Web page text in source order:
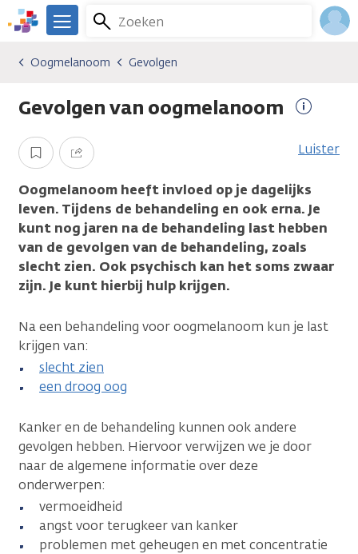
Overslaan
en
gaan
We
er
je.
Zoeken
Menu
Kankersoorten
Oogmelanoom
Gevolgen
Oogmelanoom Gevolgen
Gevolgen van oogmelanoom
Opslaan Delen Luister
Oogmelanoom heeft invloed op je dagelijks
leven. Tijdens de behandeling en ook erna. Je
kunt nog jaren na de behandeling last hebben
van de gevolgen van de behandeling, zoals
slecht zien. Ook psychisch kan het soms zwaar
zijn. Je kunt hierbij hulp krijgen.
Na een behandeling voor oogmelanoom kun je last
krijgen van:
slecht zien
een droog oog
Kanker en de behandeling kunnen ook andere
gevolgen hebben. Hiervoor verwijzen we je door
naar de algemene informatie over deze
onderwerpen:
vermoeidheid
angst voor terugkeer van kanker
problemen met geheugen en met concentratie